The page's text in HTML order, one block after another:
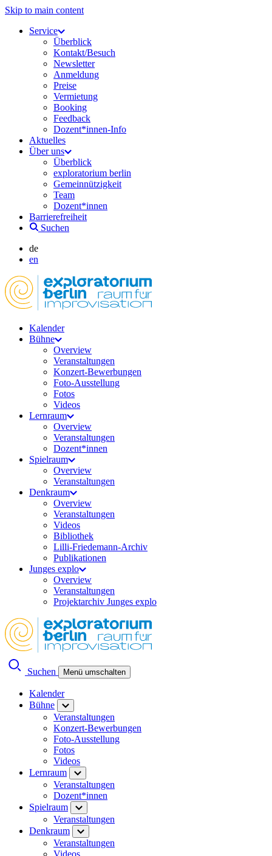
Skip to main content
Service
Überblick
Kontakt/Besuch
Newsletter
Anmeldung
Preise
Vermietung
Booking
Feedback
Dozent*innen-Info
Aktuelles
Über uns
Überblick
exploratorium berlin
Gemeinnützigkeit
Team
Dozent*innen
Barrierefreiheit
Suchen
de
en
Kalender
Bühne
Overview
Veranstaltungen
Konzert-Bewerbungen
Foto-Ausstellung
Fotos
Videos
Lernraum
Overview
Veranstaltungen
Dozent*innen
Spielraum
Overview
Veranstaltungen
Denkraum
Overview
Veranstaltungen
Videos
Bibliothek
Lilli-Friedemann-Archiv
Publikationen
Junges explo
Overview
Veranstaltungen
Projektarchiv Junges explo
Suchen Menü umschalten
Kalender
Bühne
Veranstaltungen
Konzert-Bewerbungen
Foto-Ausstellung
Fotos
Videos
Lernraum
Veranstaltungen
Dozent*innen
Spielraum
Veranstaltungen
Denkraum
Veranstaltungen
Videos